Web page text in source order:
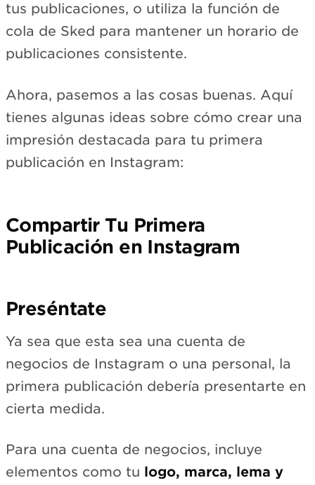
tus publicaciones, o utiliza la función de
cola de Sked para mantener un horario de
publicaciones consistente.
Ahora, pasemos a las cosas buenas. Aquí
tienes algunas ideas sobre cómo crear una
impresión destacada para tu primera
publicación en Instagram:
Compartir Tu Primera
Publicación en Instagram
Preséntate
Ya sea que esta sea una cuenta de
negocios de Instagram o una personal, la
primera publicación debería presentarte en
cierta medida.
Para una cuenta de negocios, incluye
elementos como tu logo, marca, lema y